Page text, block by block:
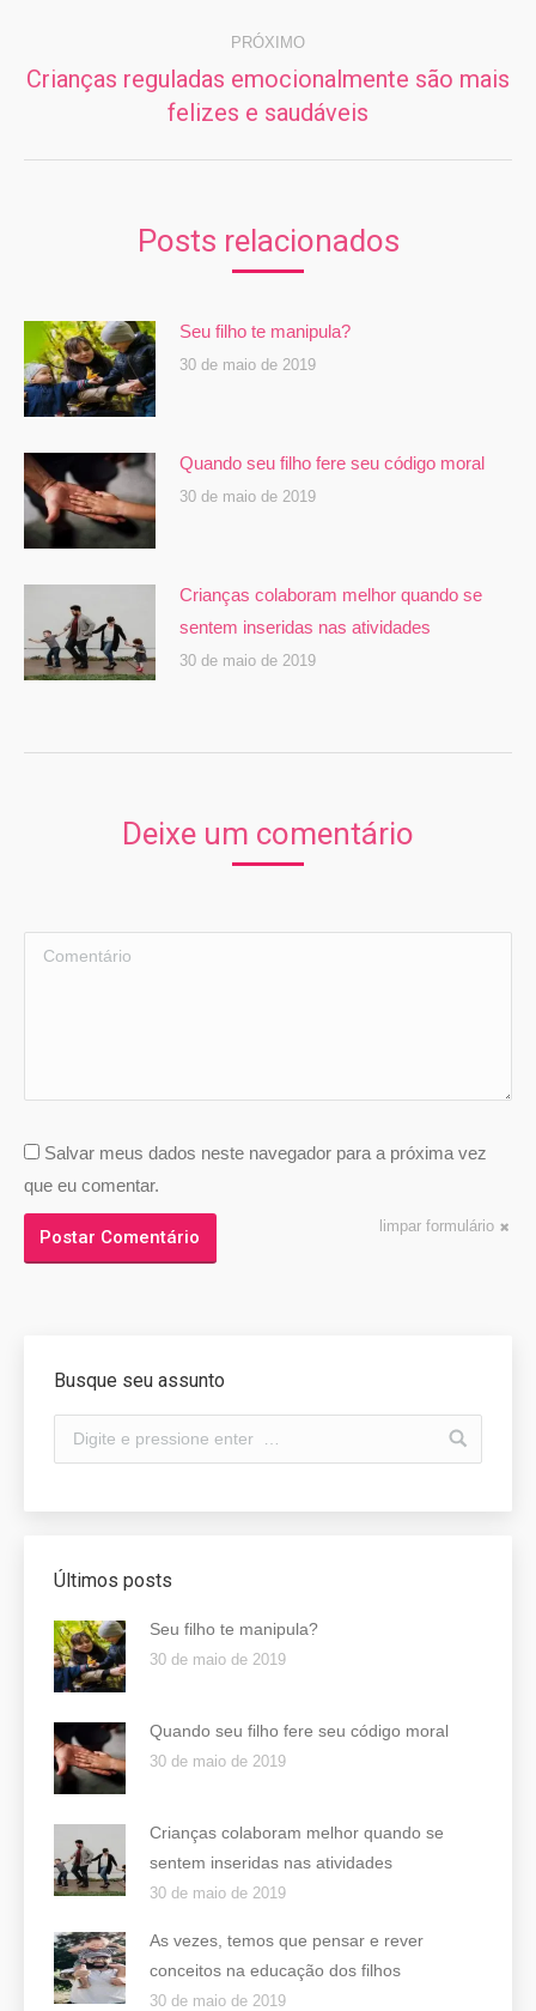
PRÓXIMO
Próximo
post:
Crianças reguladas emocionalmente são mais
felizes e saudáveis
Posts relacionados
Seu filho te manipula?
30 de maio de 2019
Quando seu filho fere seu código moral
30 de maio de 2019
Crianças colaboram melhor quando se
sentem inseridas nas atividades
30 de maio de 2019
Deixe um comentário
Comentário
Salvar meus dados neste navegador para a próxima vez
que eu comentar.
limpar formulário
Postar Comentário
Busque seu assunto
Últimos posts
Seu filho te manipula?
30 de maio de 2019
Quando seu filho fere seu código moral
30 de maio de 2019
Crianças colaboram melhor quando se
sentem inseridas nas atividades
30 de maio de 2019
As vezes, temos que pensar e rever
conceitos na educação dos filhos
30 de maio de 2019